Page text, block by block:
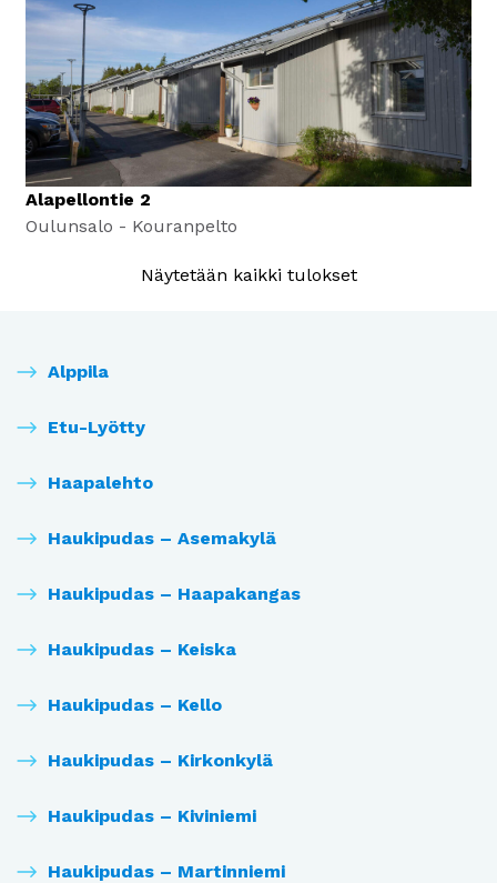
Alapellontie 2
Oulunsalo - Kouranpelto
Näytetään kaikki tulokset
Alppila
Etu-Lyötty
Haapalehto
Haukipudas – Asemakylä
Haukipudas – Haapakangas
Haukipudas – Keiska
Haukipudas – Kello
Haukipudas – Kirkonkylä
Haukipudas – Kiviniemi
Haukipudas – Martinniemi